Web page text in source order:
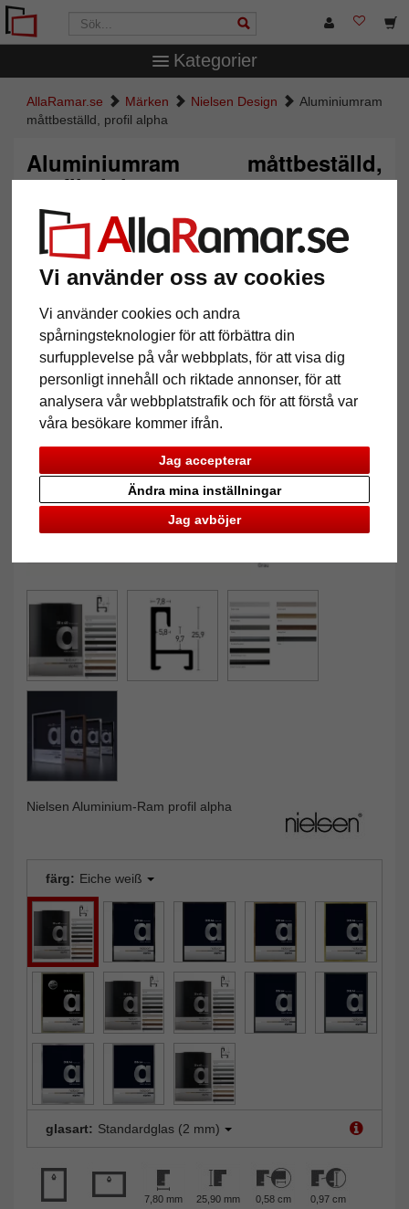
Vi använder oss av cookies
Vi använder cookies och andra
spårningsteknologier för att förbättra din
surfupplevelse på vår webbplats, för att visa dig
personligt innehåll och riktade annonser, för att
analysera vår webbplatstrafik och för att förstå var
våra besökare kommer ifrån.
Jag accepterar
Jag avböjer
Ändra mina inställningar
Kategorier
AllaRamar.se Märken Nielsen Design
Aluminiumram
måttbeställd, profil alpha
Aluminiumram måttbeställd,
profil alpha
Tillbaka
Nielsen Aluminium-Ram profil alpha
färg: Eiche weiß
glasart: Standardglas (2 mm)
7,80 mm 25,90 mm 0,58 cm 0,97 cm